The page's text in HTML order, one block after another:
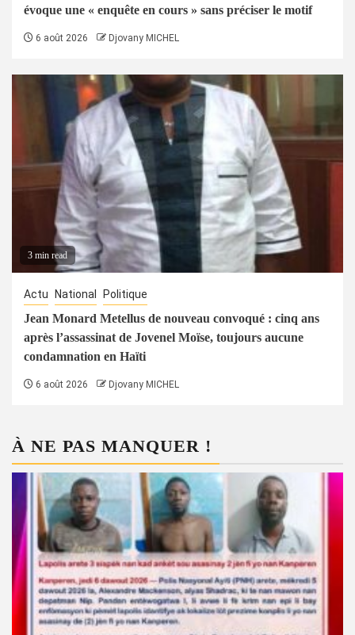
évoque une « enquête en cours » sans préciser le motif
6 août 2026 Djovany MICHEL
3 min read
Actu National Politique
Jean Monard Metellus de nouveau convoqué : cinq ans
après l’assassinat de Jovenel Moïse, toujours aucune
condamnation en Haïti
6 août 2026 Djovany MICHEL
À NE PAS MANQUER !